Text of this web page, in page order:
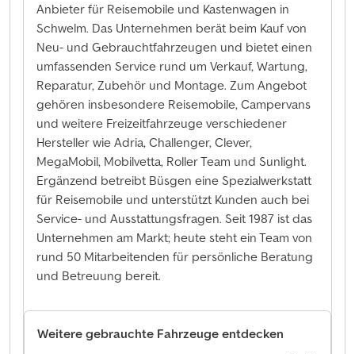
Anbieter für Reisemobile und Kastenwagen in
Schwelm. Das Unternehmen berät beim Kauf von
Neu- und Gebrauchtfahrzeugen und bietet einen
umfassenden Service rund um Verkauf, Wartung,
Reparatur, Zubehör und Montage. Zum Angebot
gehören insbesondere Reisemobile, Campervans
und weitere Freizeitfahrzeuge verschiedener
Hersteller wie Adria, Challenger, Clever,
MegaMobil, Mobilvetta, Roller Team und Sunlight.
Ergänzend betreibt Büsgen eine Spezialwerkstatt
für Reisemobile und unterstützt Kunden auch bei
Service- und Ausstattungsfragen. Seit 1987 ist das
Unternehmen am Markt; heute steht ein Team von
rund 50 Mitarbeitenden für persönliche Beratung
und Betreuung bereit.
Weitere gebrauchte Fahrzeuge entdecken